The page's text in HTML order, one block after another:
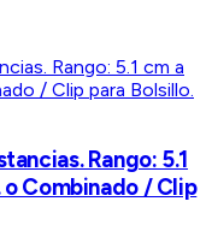
Rango: 5.1
Combinado / Clip